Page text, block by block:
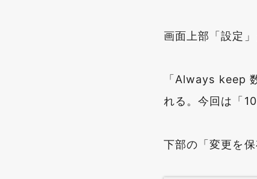
画面上部「設定
「Always keep
れる。今回は「
下部の「変更を